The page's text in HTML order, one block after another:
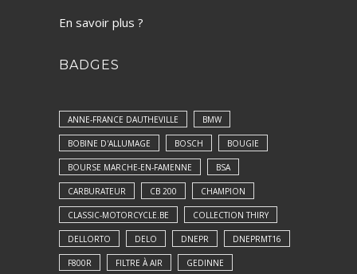
En savoir plus ?
BADGES
ANNE-FRANCE DAUTHEVILLE BMW
BOBINE D'ALLUMAGE BOSCH BOUGIE
BOURSE MARCHE-EN-FAMENNE BSA
CARBURATEUR CB 200 CHAMPION
CLASSIC-MOTORCYCLE.BE COLLECTION THIRY
DELLORTO DELO DNEPR DNEPRMT16
F800R FILTRE À AIR GEDINNE